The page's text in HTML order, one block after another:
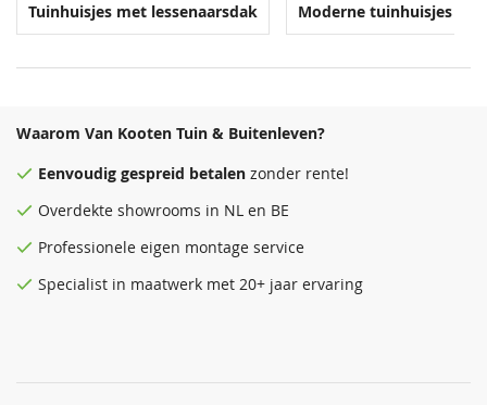
Tuinhuisjes met lessenaarsdak Moderne tuinhuisjes
Waarom Van Kooten Tuin & Buitenleven?
Eenvoudig gespreid betalen zonder rente!
Overdekte showrooms in NL en BE
Professionele eigen montage service
Specialist in maatwerk met 20+ jaar ervaring